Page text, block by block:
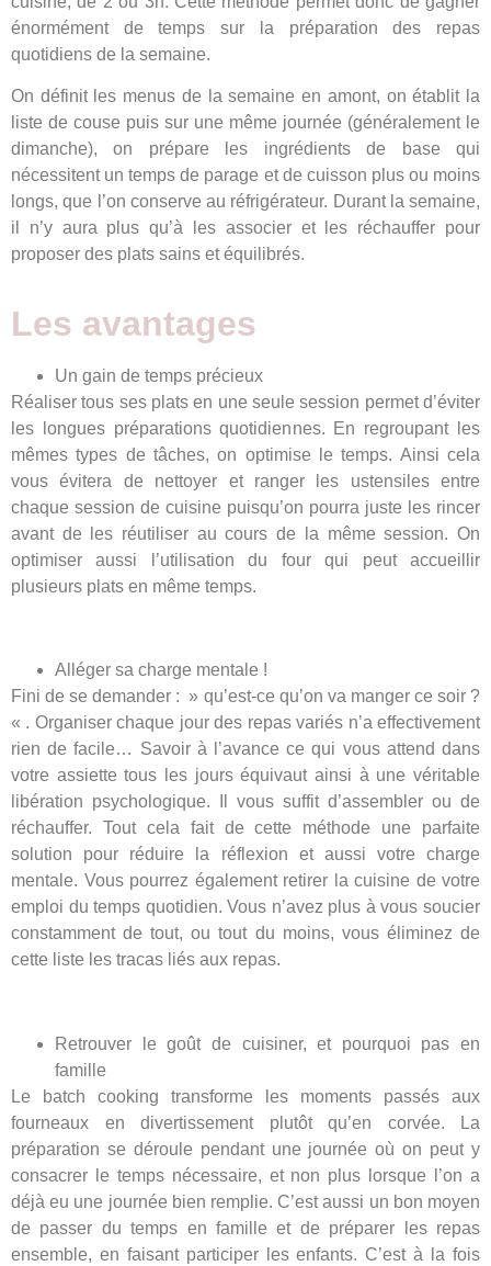
énormément de temps sur la préparation des repas
quotidiens de la semaine.
On définit les menus de la semaine en amont, on établit la
liste de couse puis sur une même journée (généralement le
dimanche), on prépare les ingrédients de base qui
nécessitent un temps de parage et de cuisson plus ou moins
longs, que l’on conserve au réfrigérateur. Durant la semaine,
il n’y aura plus qu’à les associer et les réchauffer pour
proposer des plats sains et équilibrés.
Les avantages
Un gain de temps précieux
Réaliser tous ses plats en une seule session permet d’éviter
les longues préparations quotidiennes. En regroupant les
mêmes types de tâches, on optimise le temps. Ainsi cela
vous évitera de nettoyer et ranger les ustensiles entre
chaque session de cuisine puisqu’on pourra juste les rincer
avant de les réutiliser au cours de la même session. On
optimiser aussi l’utilisation du four qui peut accueillir
plusieurs plats en même temps.
Alléger sa charge mentale !
Fini de se demander : » qu’est-ce qu’on va manger ce soir ?
« . Organiser chaque jour des repas variés n’a effectivement
rien de facile… Savoir à l’avance ce qui vous attend dans
votre assiette tous les jours équivaut ainsi à une véritable
libération psychologique. Il vous suffit d’assembler ou de
réchauffer. Tout cela fait de cette méthode une parfaite
solution pour réduire la réflexion et aussi votre charge
mentale. Vous pourrez également retirer la cuisine de votre
emploi du temps quotidien. Vous n’avez plus à vous soucier
constamment de tout, ou tout du moins, vous éliminez de
cette liste les tracas liés aux repas.
Retrouver le goût de cuisiner, et pourquoi pas en
famille
Le batch cooking transforme les moments passés aux
fourneaux en divertissement plutôt qu’en corvée. La
préparation se déroule pendant une journée où on peut y
consacrer le temps nécessaire, et non plus lorsque l’on a
déjà eu une journée bien remplie. C’est aussi un bon moyen
de passer du temps en famille et de préparer les repas
ensemble, en faisant participer les enfants. C’est à la fois